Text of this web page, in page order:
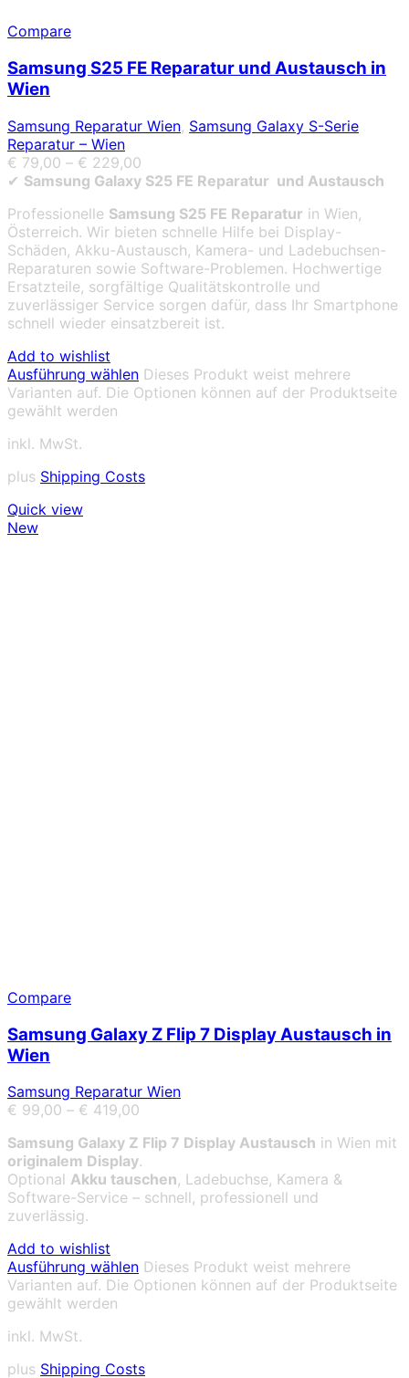
Compare
Samsung S25 FE Reparatur und Austausch in
Wien
Samsung Reparatur Wien, Samsung Galaxy S-Serie
Reparatur – Wien
€ 79,00 – € 229,00
✔ Samsung Galaxy S25 FE Reparatur und Austausch
Professionelle Samsung S25 FE Reparatur in Wien,
Österreich. Wir bieten schnelle Hilfe bei Display-
Schäden, Akku-Austausch, Kamera- und Ladebuchsen-
Reparaturen sowie Software-Problemen. Hochwertige
Ersatzteile, sorgfältige Qualitätskontrolle und
zuverlässiger Service sorgen dafür, dass Ihr Smartphone
schnell wieder einsatzbereit ist.
Add to wishlist
Ausführung wählen Dieses Produkt weist mehrere
Varianten auf. Die Optionen können auf der Produktseite
gewählt werden
inkl. MwSt.
plus Shipping Costs
Quick view
New
Compare
Samsung Galaxy Z Flip 7 Display Austausch in
Wien
Samsung Reparatur Wien
€ 99,00 – € 419,00
Samsung Galaxy Z Flip 7 Display Austausch in Wien mit
originalem Display.
Optional Akku tauschen, Ladebuchse, Kamera &
Software-Service – schnell, professionell und
zuverlässig.
Add to wishlist
Ausführung wählen Dieses Produkt weist mehrere
Varianten auf. Die Optionen können auf der Produktseite
gewählt werden
inkl. MwSt.
plus Shipping Costs